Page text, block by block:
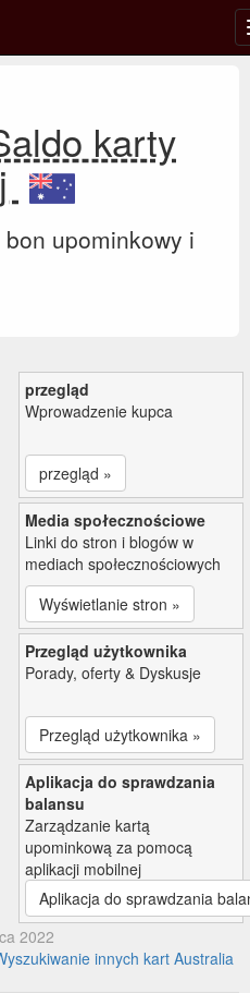
karty
upominkowy i
przegląd
Wprowadzenie kupca
przegląd »
Media społecznościowe
Linki do stron i blogów w
mediach społecznościowych
Wyświetlanie stron »
Przegląd użytkownika
Porady, oferty & Dyskusje
Przegląd użytkownika »
Aplikacja do sprawdzania
balansu
Zarządzanie kartą
upominkową za pomocą
aplikacji mobilnej
Aplikacja do sprawdzania
2022
innych kart Australia